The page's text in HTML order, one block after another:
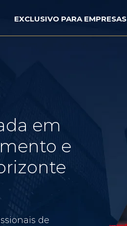
EXCLUSIVO PARA EMPRESAS
em
e
de